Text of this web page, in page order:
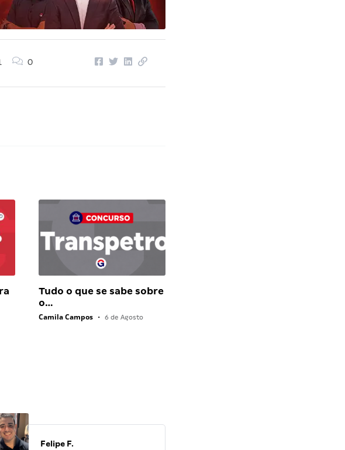
0
Tudo o que se sabe sobre
o…
Camila Campos • 6 de Agosto
Felipe F.